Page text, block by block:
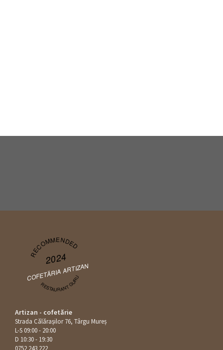
RECOMMENDED
2024
COFETĂRIA ARTIZAN
RESTAURANT GURU
Artizan - cofetărie
Strada Călăraşilor 76, Târgu Mureș
L-S 09:00 - 20:00
D 10:30 - 19:30
0752 243 222